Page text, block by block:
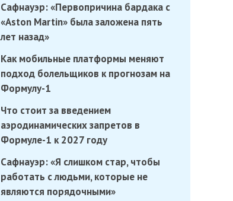
Сафнауэр: «Первопричина бардака с
«Aston Martin» была заложена пять
лет назад»
Как мобильные платформы меняют
подход болельщиков к прогнозам на
Формулу-1
Что стоит за введением
аэродинамических запретов в
Формуле-1 к 2027 году
Сафнауэр: «Я слишком стар, чтобы
работать с людьми, которые не
являются порядочными»